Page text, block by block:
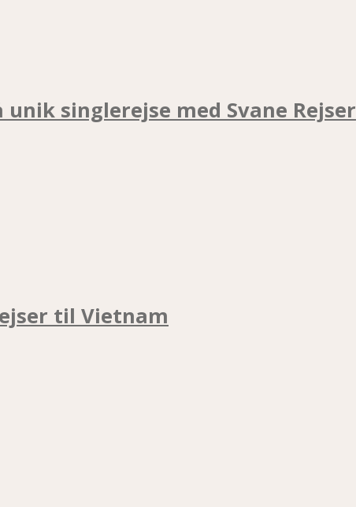
singlerejse med Svane Rejser
til Vietnam